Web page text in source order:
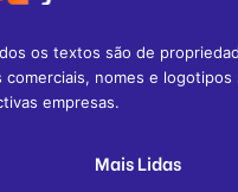
os textos são de
comerciais, nomes e
empresas.
Mais Lidas